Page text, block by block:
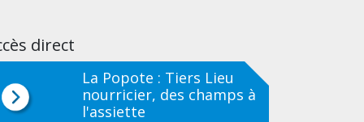
direct
La Popote : Tiers Lieu
nourricier, des champs à
l'assiette